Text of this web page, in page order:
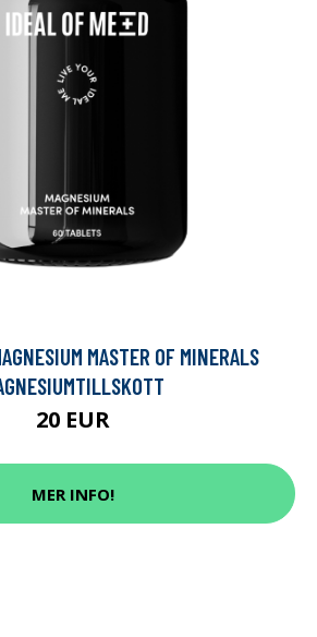
MASTER OF MINERALS
20 EUR
MER INFO!